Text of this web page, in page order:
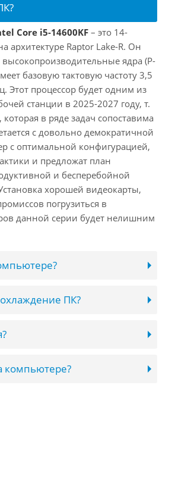
Core i5-14600KF – это 14-
Raptor Lake-R. Он
ядра (P-
базовую тактовую частоту 3,5
Этот процессор будет одним из
станции в 2025-2027 году, т.
в ряде задач сопоставима
с довольно демократичной
с оптимальной конфигурацией,
и предложат план
и бесперебойной
хорошей видеокарты,
погрузиться в
данной серии будет нелишним
ПК?
компьютере?